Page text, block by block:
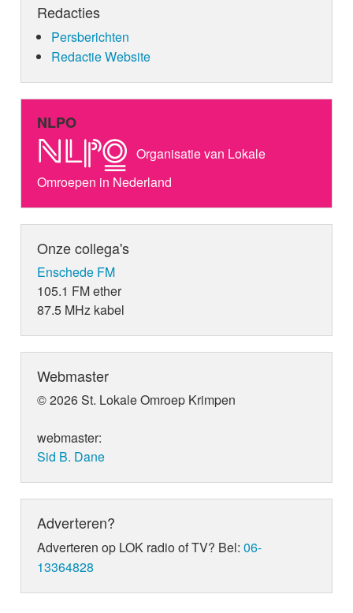
Redacties
Persberichten
Redactie Website
NLPO
Organisatie van Lokale
Omroepen in Nederland
Onze collega's
Enschede FM
105.1 FM ether
87.5 MHz kabel
Webmaster
© 2026 St. Lokale Omroep Krimpen
webmaster:
Sid B. Dane
Adverteren?
Adverteren op LOK radio of TV? Bel:06-
13364828